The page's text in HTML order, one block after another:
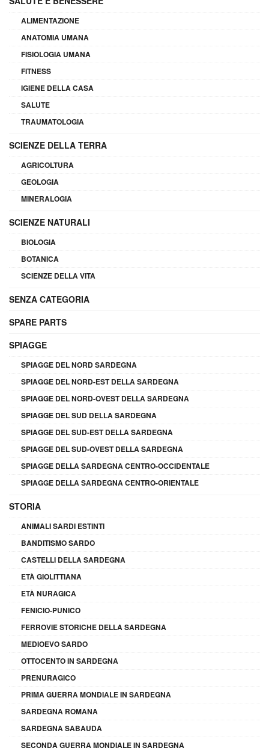
ALIMENTAZIONE
ANATOMIA UMANA
FISIOLOGIA UMANA
FITNESS
IGIENE DELLA CASA
SALUTE
TRAUMATOLOGIA
SCIENZE DELLA TERRA
AGRICOLTURA
GEOLOGIA
MINERALOGIA
SCIENZE NATURALI
BIOLOGIA
BOTANICA
SCIENZE DELLA VITA
SENZA CATEGORIA
SPARE PARTS
SPIAGGE
SPIAGGE DEL NORD SARDEGNA
SPIAGGE DEL NORD-EST DELLA SARDEGNA
SPIAGGE DEL NORD-OVEST DELLA SARDEGNA
SPIAGGE DEL SUD DELLA SARDEGNA
SPIAGGE DEL SUD-EST DELLA SARDEGNA
SPIAGGE DEL SUD-OVEST DELLA SARDEGNA
SPIAGGE DELLA SARDEGNA CENTRO-OCCIDENTALE
SPIAGGE DELLA SARDEGNA CENTRO-ORIENTALE
STORIA
ANIMALI SARDI ESTINTI
BANDITISMO SARDO
CASTELLI DELLA SARDEGNA
ETÀ GIOLITTIANA
ETÀ NURAGICA
FENICIO-PUNICO
FERROVIE STORICHE DELLA SARDEGNA
MEDIOEVO SARDO
OTTOCENTO IN SARDEGNA
PRENURAGICO
PRIMA GUERRA MONDIALE IN SARDEGNA
SARDEGNA ROMANA
SARDEGNA SABAUDA
SECONDA GUERRA MONDIALE IN SARDEGNA